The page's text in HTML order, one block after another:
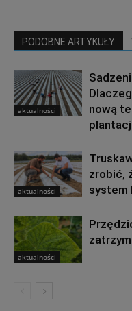
PODOBNE ARTYKUŁY
aktualności
nową
aktualności
zrobić,
system
aktualności